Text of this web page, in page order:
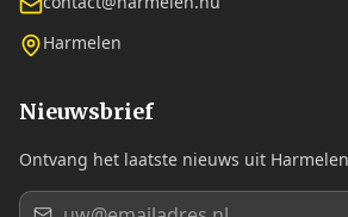
Harmelen
Nieuwsbrief
Ontvang het laatste nieuws uit